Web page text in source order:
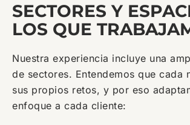
SECTORES Y
LOS QUE
Nuestra experiencia incluye una
de sectores. Entendemos que cada
sus propios retos, y por eso
enfoque a cada cliente: